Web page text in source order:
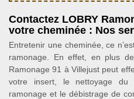
Contactez LOBRY
votre cheminée : Nos
Entretenir une cheminée, ce
ramonage. En effet, en plus
Ramonage 91 à Villejust peut
votre insert, le nettoyage
ramonage et le débistrage de